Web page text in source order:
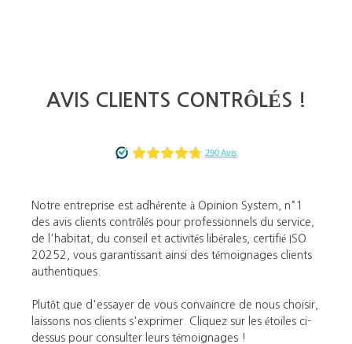
AVIS CLIENTS CONTRÔLÉS !
Notre entreprise est adhérente à Opinion System, n°1
des avis clients contrôlés pour professionnels du service,
de l'habitat, du conseil et activités libérales, certifié ISO
20252, vous garantissant ainsi des témoignages clients
authentiques.
Plutôt que d'essayer de vous convaincre de nous choisir,
laissons nos clients s'exprimer. Cliquez sur les étoiles ci-
dessus pour consulter leurs témoignages !